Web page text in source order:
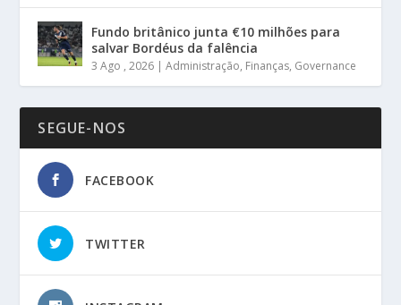
Fundo britânico junta €10 milhões para
salvar Bordéus da falência
3 Ago , 2026 |Administração, Finanças, Governance
SEGUE-NOS
FACEBOOK
TWITTER